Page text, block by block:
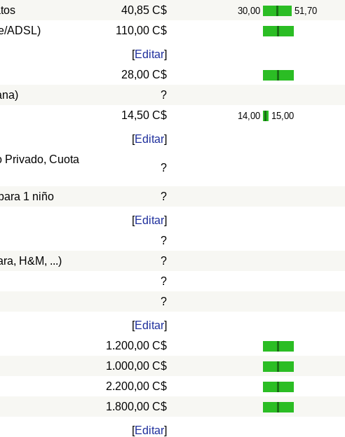
40,85 C$ 30,00 - 51,70
ADSL) 110,00 C$
[Editar]
28,00 C$
?
14,50 C$ 14,00 - 15,00
[Editar]
Privado, Cuota
?
1 niño ?
[Editar]
?
H&M, ...)
?
?
?
[Editar]
1.200,00 C$
1.000,00 C$
2.200,00 C$
1.800,00 C$
[Editar]